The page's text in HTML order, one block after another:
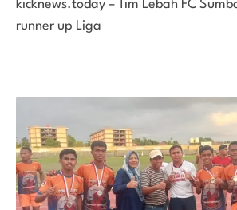
kicknews.today – Tim Lebah FC
runner up Liga